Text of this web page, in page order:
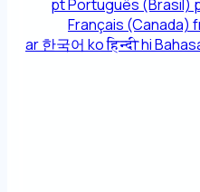
ptPortuguês (Brasil)
Français (Canada)
ar한국어 koहिन्दीhi